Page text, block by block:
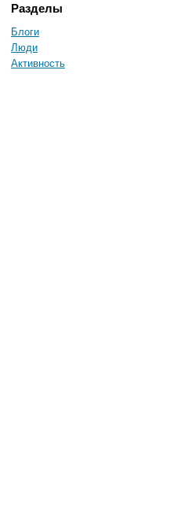
Разделы
Блоги
Люди
Активность